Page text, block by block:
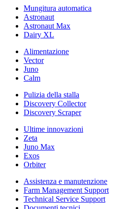
Mungitura automatica
Astronaut
Astronaut Max
Dairy XL
Alimentazione
Vector
Juno
Calm
Pulizia della stalla
Discovery Collector
Discovery Scraper
Ultime innovazioni
Zeta
Juno Max
Exos
Orbiter
Assistenza e manutenzione
Farm Management Support
Technical Service Support